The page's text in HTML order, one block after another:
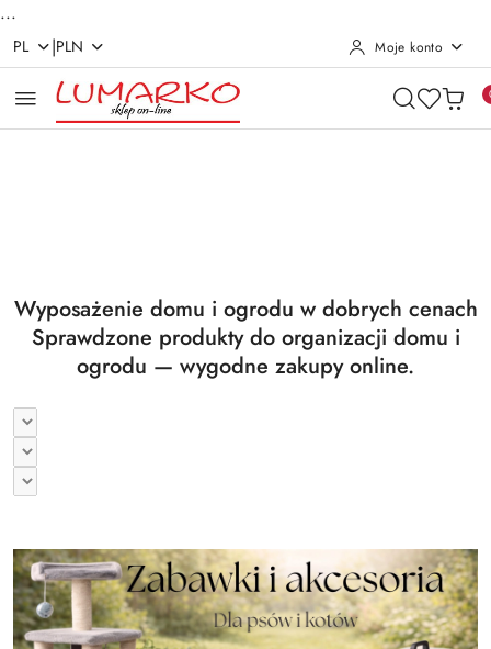
...
Przejdź do treści głównej
Przejdź do wyszukiwarki
Przejdź do moje konto
Przejdź do menu głównego
Przejdź do stopki
PL |PLN Moje konto
Wyposażenie domu i ogrodu w dobrych cenach
Sprawdzone produkty do organizacji domu i
ogrodu — wygodne zakupy online.